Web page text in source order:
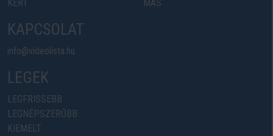
KERT
MÁS
KAPCSOLAT
info@videolista.hu
LEGEK
LEGFRISSEBB
LEGNÉPSZERŰBB
KIEMELT